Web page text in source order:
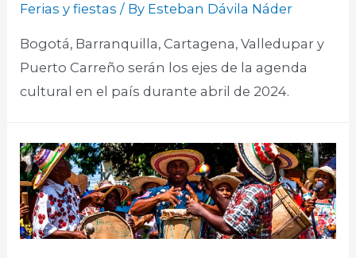
Ferias y fiestas / By Esteban Dávila Náder
Bogotá, Barranquilla, Cartagena, Valledupar y
Puerto Carreño serán los ejes de la agenda
cultural en el país durante abril de 2024.